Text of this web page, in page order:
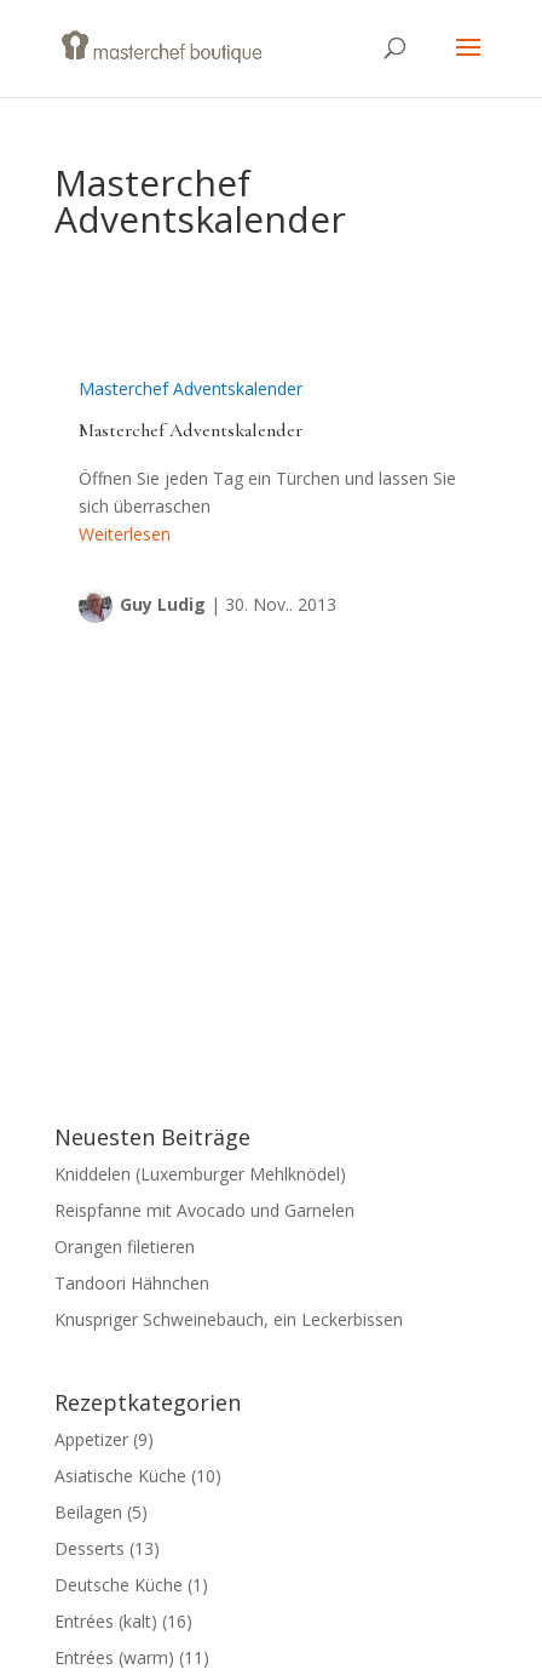
Masterchef
Adventskalender
Masterchef Adventskalender
Masterchef Adventskalender
Öffnen Sie jeden Tag ein Türchen und lassen Sie
sich überraschen
Weiterlesen
Guy Ludig | 30. Nov.. 2013
Neuesten Beiträge
Kniddelen (Luxemburger Mehlknödel)
Reispfanne mit Avocado und Garnelen
Orangen filetieren
Tandoori Hähnchen
Knuspriger Schweinebauch, ein Leckerbissen
Rezeptkategorien
Appetizer(9)
Asiatische Küche (10)
Beilagen (5)
Desserts (13)
Deutsche Küche (1)
Entrées (kalt) (16)
Entrées (warm) (11)